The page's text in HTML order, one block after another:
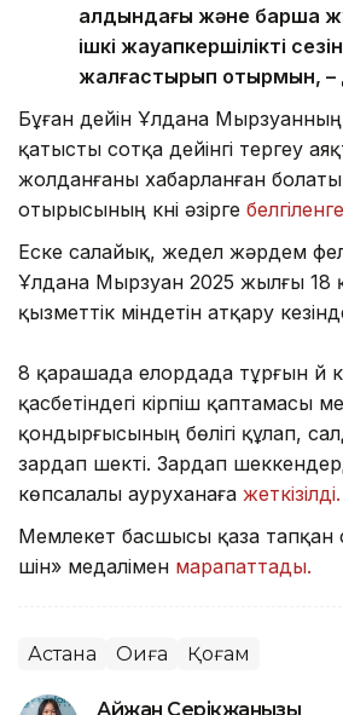
алдындағы және барша
ішкі жауапкершілікті
жалғастырып отырмын, –
Бұған дейін Ұлдана
қатысты сотқа дейінгі тергеу
жолданғаны хабарланған
отырысының күні әзірге
Еске салайық, жедел жәрдем
Ұлдана Мырзуан 2025 жылғы 18
қызметтік міндетін атқару
8 қарашада елордада тұрғын үй
қасбетіндегі кірпіш қаптамасы
қондырғысының бөлігі құлап,
зардап шекті. Зардап
көпсалалы ауруханаға жеткізілді.
Мемлекет басшысы қаза тапқан
үшін» медалімен марапаттады.
Астана Оқиға Қоғам
Айжан Серікжанқызы